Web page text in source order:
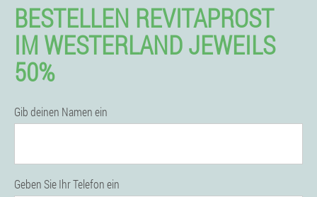
BESTELLEN REVITAPROST
IM WESTERLAND JEWEILS
50%
Gib deinen Namen ein
Geben Sie Ihr Telefon ein